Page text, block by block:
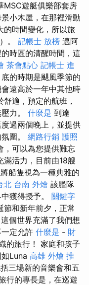
MSC遊艇俱樂部套房
小木屋，在那裡滑動
的時間變化，所以旅
。 記帳士 放榜 邁阿
時區的清醒時間，這
茶會點心 記帳士 進
的時期是颶風季節的
遠高於一年中其他時
適，預定的航班，
力。 什麼是 到達
過兩個晚上，並提供
圍。 網路行銷 護照
，可以為您提供難忘
滿活力，目前由18艘
船隻視為一種典雅的
北 台南 外燴 該艦隊
獲得授予。 關鍵字
節和新年前夕，正常
這個世界充滿了我們想
定允許 什麼是 - 財
的旅行！ 家庭和孩子
Luna 高雄 外燴 推
三場新的音樂會和五
行的專長是，在巡遊